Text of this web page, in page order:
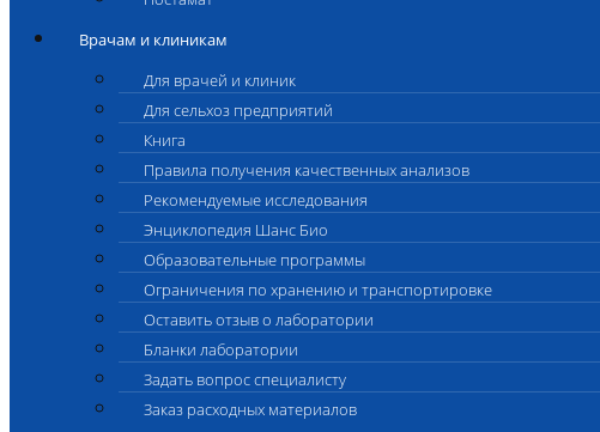
Врачам и клиникам
Для врачей и клиник
Для сельхоз предприятий
Книга
Правила получения качественных анализов
Рекомендуемые исследования
Энциклопедия Шанс Био
Образовательные программы
Ограничения по хранению и транспортировке
Оставить отзыв о лаборатории
Бланки лаборатории
Задать вопрос специалисту
Заказ расходных материалов